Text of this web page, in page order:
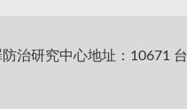
治研究中心地址：10671